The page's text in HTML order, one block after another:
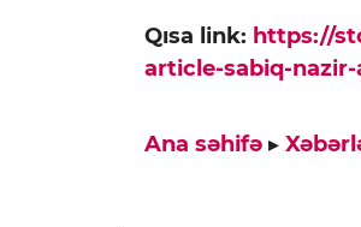
Qısa link: https://
article-sabiq-
Ana səhifə ▸